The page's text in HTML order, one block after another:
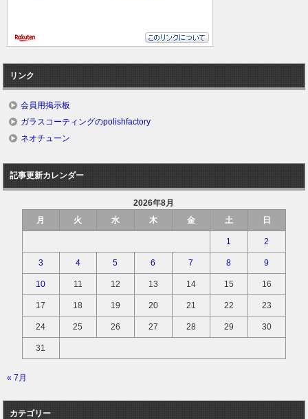
リンク
会員用掲示板
ガラスコーティングのpolishfactory
ネオチューン
記事更新カレンダー
2026年8月
月
火 水 木 金 土 日
1 2
3 4 5 6 7 8 9
10 11 12 13 14 15 16
17 18 19 20 21 22 23
24 25 26 27 28 29 30
31
« 7月
カテゴリー